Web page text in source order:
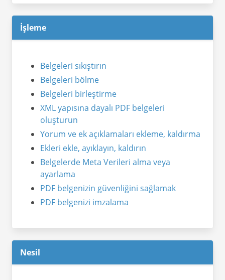
İşleme
Belgeleri sıkıştırın
Belgeleri bölme
Belgeleri birleştirme
XML yapısına dayalı PDF belgeleri
oluşturun
Yorum ve ek açıklamaları ekleme, kaldırma
Ekleri ekle, ayıklayın, kaldırın
Belgelerde Meta Verileri alma veya
ayarlama
PDF belgenizin güvenliğini sağlamak
PDF belgenizi imzalama
Nesil